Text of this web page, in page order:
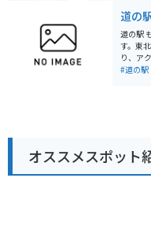
い。イ
が来場
お気を
施設や
です。 道の駅 にしねは、地元の特産品である南部鉄器の
展示や
建造物
す。
道の
道の駅
す。東
り、アクセスも
として
界観
ーも楽
地元産
す。 バイクで訪れる方は、道の駅には広い駐車場が完備
#道の駅
オススメスポット